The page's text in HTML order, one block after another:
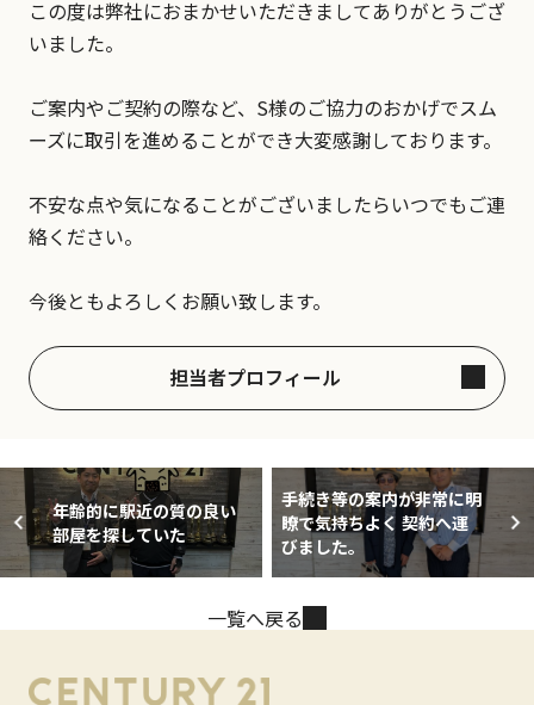
この度は弊社におまかせいただきましてありがとうござ
いました。
ご案内やご契約の際など、S様のご協力のおかげでスム
ーズに取引を進めることができ大変感謝しております。
不安な点や気になることがございましたらいつでもご連
絡ください。
今後ともよろしくお願い致します。
担当者プロフィール
年齢的に駅近の質の良い
部屋を探していた
手続き等の案内が非常に明
瞭で気持ちよく 契約へ運
びました。
一覧へ戻る